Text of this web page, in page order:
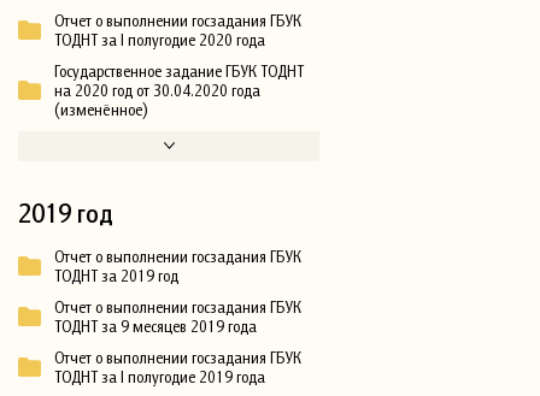
Отчет о выполнении госзадания ГБУК
ТОДНТ за I полугодие 2020 года
Государственное задание ГБУК ТОДНТ
на 2020 год от 30.04.2020 года
(изменённое)
2019 год
Отчет о выполнении госзадания ГБУК
ТОДНТ за 2019 год
Отчет о выполнении госзадания ГБУК
ТОДНТ за 9 месяцев 2019 года
Отчет о выполнении госзадания ГБУК
ТОДНТ за I полугодие 2019 года